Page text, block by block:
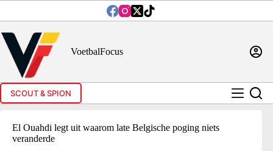
inhoud
VoetbalFocus
SCOUT & SPION
El Ouahdi legt uit waarom late Belgische poging niets
veranderde